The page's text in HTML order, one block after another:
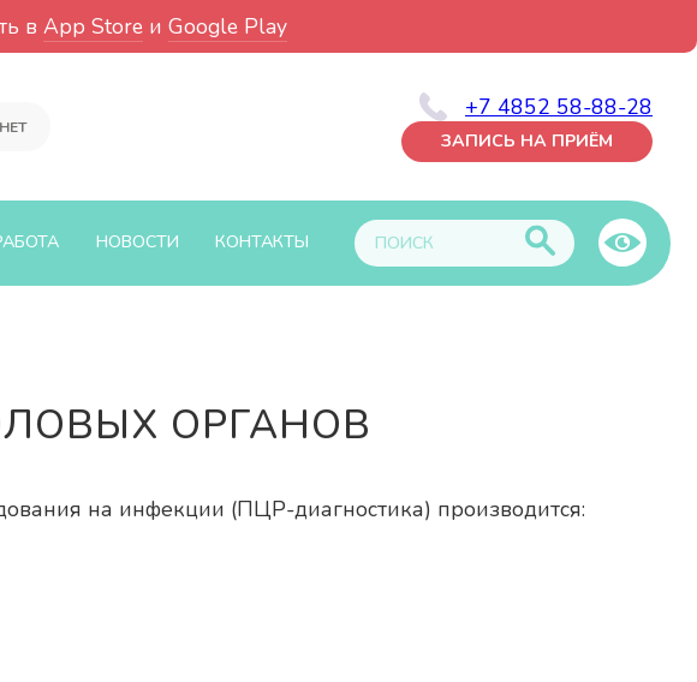
в App Store и Google Play
+7 4852 58-88-28
ЗАПИСЬ НА ПРИЁМ
НОВОСТИ КОНТАКТЫ
ОРГАНОВ
на инфекции (ПЦР-диагностика) производится: